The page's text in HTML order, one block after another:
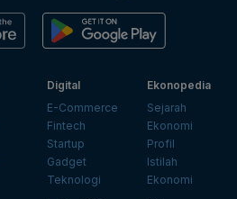
Digital
E-Commerce
Fintech
Startup
Gadget
Teknologi
Ekonopedia
Sejarah
Ekonomi
Profil
Istilah
Ekonomi